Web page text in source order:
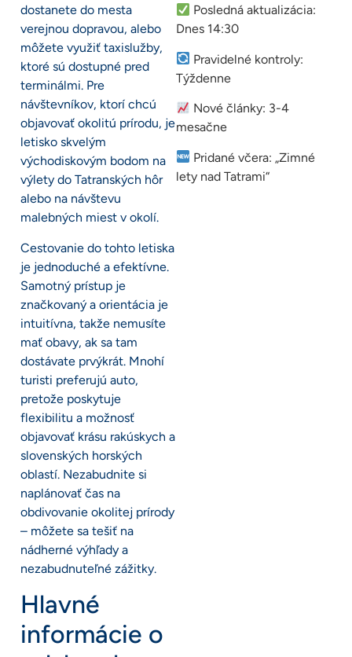
dostanete do mesta
verejnou dopravou, alebo
môžete využiť taxislužby,
ktoré sú dostupné pred
terminálmi. Pre
návštevníkov, ktorí chcú
objavovať okolitú prírodu, je
letisko skvelým
východiskovým bodom na
výlety do Tatranských hôr
alebo na návštevu
malebných miest v okolí.
Cestovanie do tohto letiska
je jednoduché a efektívne.
Samotný prístup je
značkovaný a orientácia je
intuitívna, takže nemusíte
mať obavy, ak sa tam
dostávate prvýkrát. Mnohí
turisti preferujú auto,
pretože poskytuje
flexibilitu a možnosť
objavovať krásu rakúskych a
slovenských horských
oblastí. Nezabudnite si
naplánovať čas na
obdivovanie okolitej prírody
– môžete sa tešiť na
nádherné výhľady a
nezabudnuteľné zážitky.
Hlavné
informácie o
Posledná aktualizácia:
Dnes 14:30
Pravidelné kontroly:
Týždenne
Nové články: 3-4
mesačne
Pridané včera: „Zimné
lety nad Tatrami“